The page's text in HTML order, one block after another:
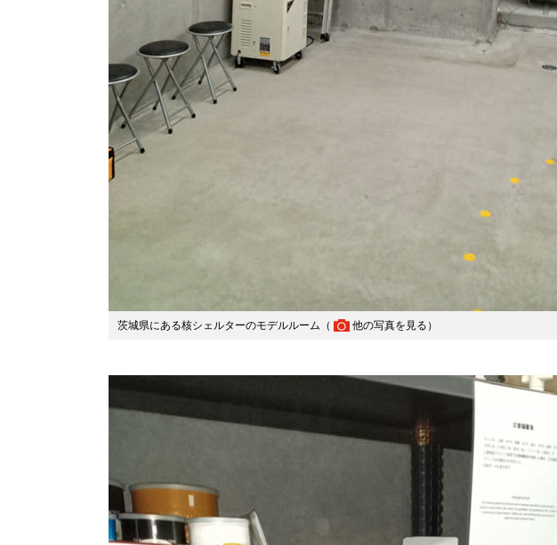
茨城県にある核シェルターのモデルルーム（ 他の写真を見る ）